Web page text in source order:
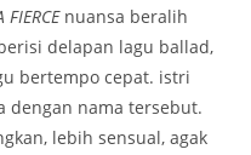
FIERCEnuansa beralih
berisi delapan lagu ballad,
bertempo cepat. istri
dengan nama tersebut.
lebih sensual, agak